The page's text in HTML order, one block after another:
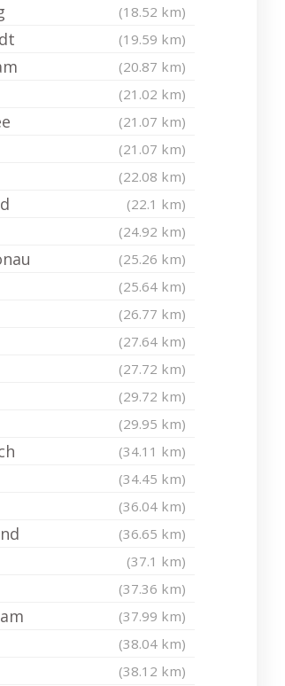
(18.52 km)
(19.59 km)
(20.87 km)
(21.02 km)
(21.07 km)
(21.07 km)
(22.08 km)
(22.1 km)
(24.92 km)
(25.26 km)
(25.64 km)
(26.77 km)
(27.64 km)
(27.72 km)
(29.72 km)
(29.95 km)
(34.11 km)
(34.45 km)
(36.04 km)
(36.65 km)
(37.1 km)
(37.36 km)
(37.99 km)
(38.04 km)
(38.12 km)